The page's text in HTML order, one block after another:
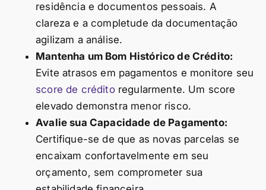
residência e documentos pessoais. A
clareza e a completude da documentação
agilizam a análise.
Mantenha um Bom Histórico de Crédito:
Evite atrasos em pagamentos e monitore seu
score de créditoregularmente. Um score
elevado demonstra menor risco.
Avalie sua Capacidade de Pagamento:
Certifique-se de que as novas parcelas se
encaixam confortavelmente em seu
orçamento, sem comprometer sua